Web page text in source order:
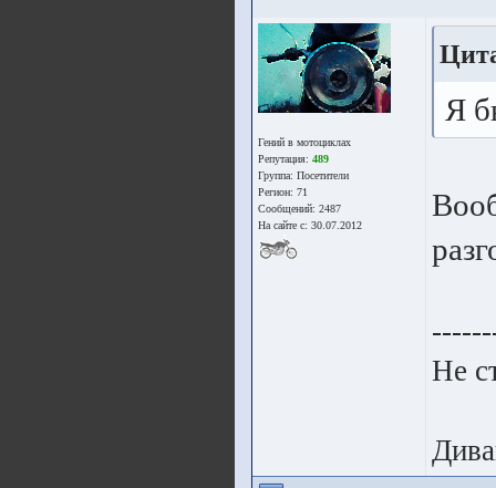
Гений в мотоциклах
Репутация: 489
Группа: Посетители
Регион: 71
Сообщений: 2487
На сайте с: 30.07.2012
Я
Не